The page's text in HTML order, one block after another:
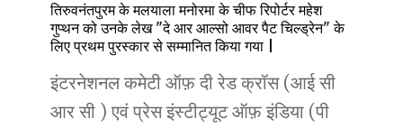
तिरुवनंतपुरम के मलयाला मनोरमा के चीफ रिपोर्टर महेश
गुप्थन को उनके लेख "दे आर आल्सो आवर पैट चिल्ड्रेन" के
लिए प्रथम पुरस्कार से सम्मानित किया गया |
इंटरनेशनल कमेटी ऑफ़ दी रेड क्रॉस (आई सी
आर सी ) एवं प्रेस इंस्टीट्यूट ऑफ़ इंडिया (पी